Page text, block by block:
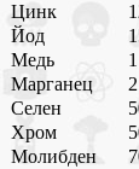
Цинк
Йод
Медь
1
Марганец
2
Селен
Хром
Молибден